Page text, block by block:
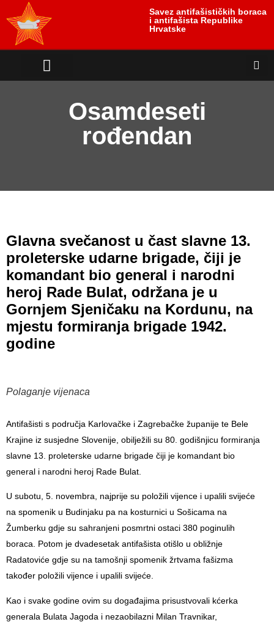
Savez antifašističkih boraca
i antifašista Republike
Hrvatske
Osamdeseti
rođendan
Glavna svečanost u čast slavne 13.
proleterske udarne brigade, čiji je
komandant bio general i narodni
heroj Rade Bulat, održana je u
Gornjem Sjeničaku na Kordunu, na
mjestu formiranja brigade 1942.
godine
Polaganje vijenaca
Antifašisti s područja Karlovačke i Zagrebačke županije te Bele
Krajine iz susjedne Slovenije, obilježili su 80. godišnjicu formiranja
slavne 13. proleterske udarne brigade čiji je komandant bio
general i narodni heroj Rade Bulat.
U subotu, 5. novembra, najprije su položili vijence i upalili svijeće
na spomenik u Budinjaku pa na kosturnici u Sošicama na
Žumberku gdje su sahranjeni posmrtni ostaci 380 poginulih
boraca. Potom je dvadesetak antifašista otišlo u obližnje
Radatoviće gdje su na tamošnji spomenik žrtvama fašizma
također položili vijence i upalili svijeće.
Kao i svake godine ovim su događajima prisustvovali kćerka
generala Bulata Jagoda i nezaobilazni Milan Travnikar,